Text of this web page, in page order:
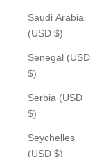
Saudi Arabia
(USD $)
Senegal (USD
$)
Serbia (USD
$)
Seychelles
(USD $)